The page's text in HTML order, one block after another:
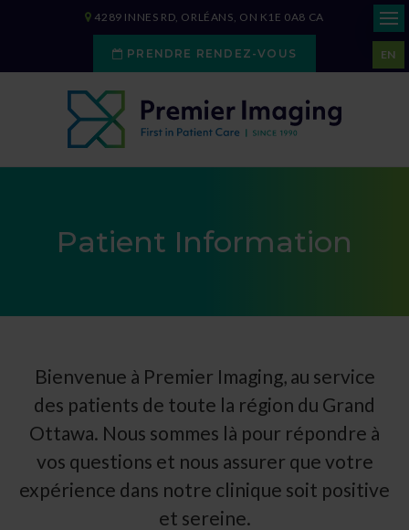
EN
4289 INNES RD ORLÉANS ON K1E 0A8 CA
PRENDRE RENDEZ-VOUS
Patient Information
Bienvenue à Premier Imaging, au service
des patients de toute la région du Grand
Ottawa. Nous sommes là pour répondre à
vos questions et nous assurer que votre
expérience dans notre clinique soit positive
et sereine.